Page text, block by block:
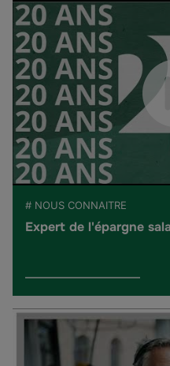
# NOUS CONNAITRE
Expert de l'épargne